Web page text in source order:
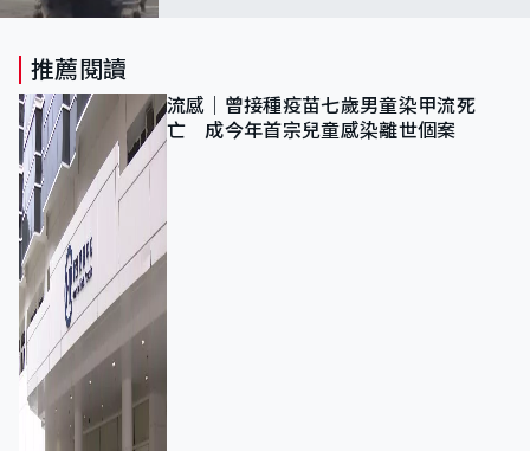
推薦閱讀
流感｜曾接種疫苗七歲男童染甲流死
亡 成今年首宗兒童感染離世個案